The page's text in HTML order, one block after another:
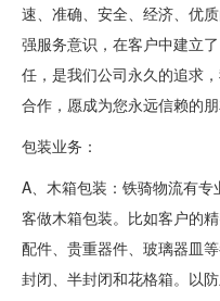
速、准确、安全、经济、优
强服务意识，在客户中建立
任，是我们公司永久的追求
合作，愿成为您永远信赖的朋
包装业务：
A、木箱包装：铁骑物流有
客做木箱包装。比如客户的
配件、贵重器件、玻璃器皿
封闭、半封闭和花格箱。以